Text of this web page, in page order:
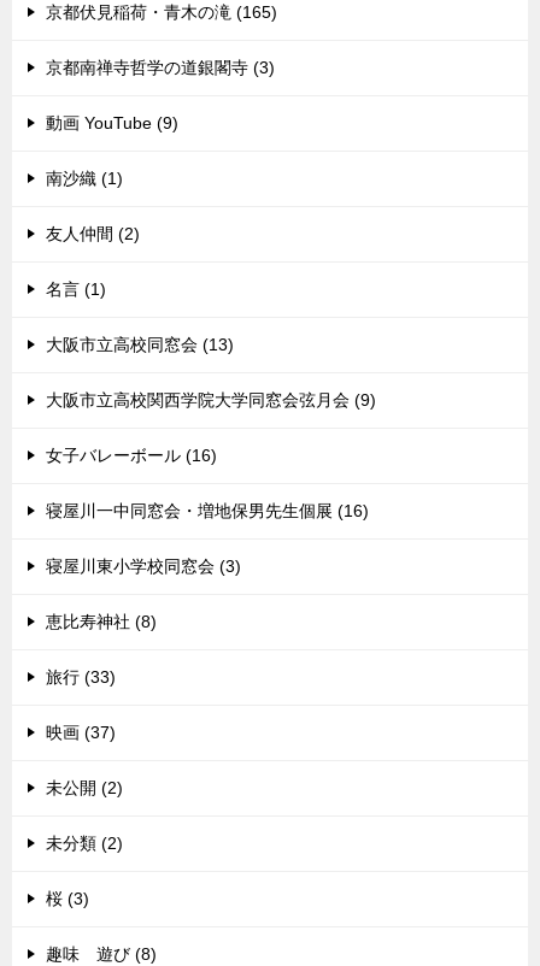
京都伏見稲荷・青木の滝 (165)
京都南禅寺哲学の道銀閣寺 (3)
動画 YouTube (9)
南沙織 (1)
友人仲間 (2)
名言 (1)
大阪市立高校同窓会 (13)
大阪市立高校関西学院大学同窓会弦月会 (9)
女子バレーボール (16)
寝屋川一中同窓会・増地保男先生個展 (16)
寝屋川東小学校同窓会 (3)
恵比寿神社 (8)
旅行 (33)
映画 (37)
未公開 (2)
未分類 (2)
桜 (3)
趣味 遊び (8)